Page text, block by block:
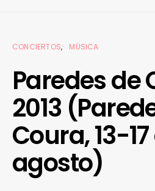
CONCIERTOS MÚSICA
Paredes de
2013
Coura, 13-
agosto)